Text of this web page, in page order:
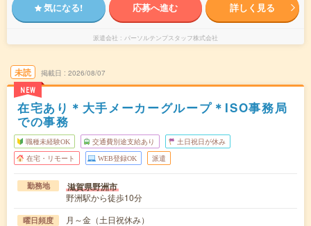
気になる! 応募へ進む 詳しく見る
派遣会社 パーソルテンプスタッフ株式会社
未読
NEW
掲載日 2026/08/07
在宅あり＊大手メーカーグループ＊ISO事務局
での事務
職種未経験OK 交通費別途支給あり 土日祝日が休み
在宅・リモート WEB登録OK 派遣
勤務地 滋賀県野洲市
野洲駅から徒歩10分
曜日頻度 月～金（土日祝休み）